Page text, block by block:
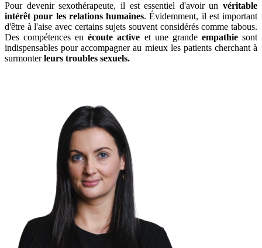
Pour devenir sexothérapeute, il est essentiel d'avoir un véritable
intérêt pour les relations humaines. Évidemment, il est important
d'être à l'aise avec certains sujets souvent considérés comme tabous.
Des compétences en écoute active et une grande empathiesont
indispensables pour accompagner au mieux les patients cherchant à
surmonterleurs troubles sexuels.